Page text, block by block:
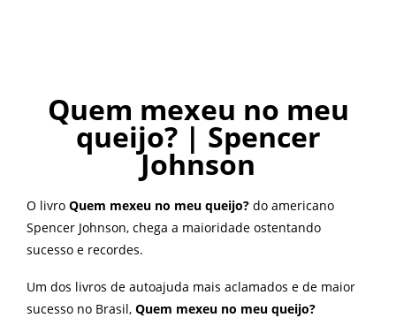
Quem mexeu no meu
queijo? | Spencer
Johnson
O livro Quem mexeu no meu queijo? do americano
Spencer Johnson, chega a maioridade ostentando
sucesso e recordes.
Um dos livros de autoajuda mais aclamados e de maior
sucesso no Brasil, Quem mexeu no meu queijo?